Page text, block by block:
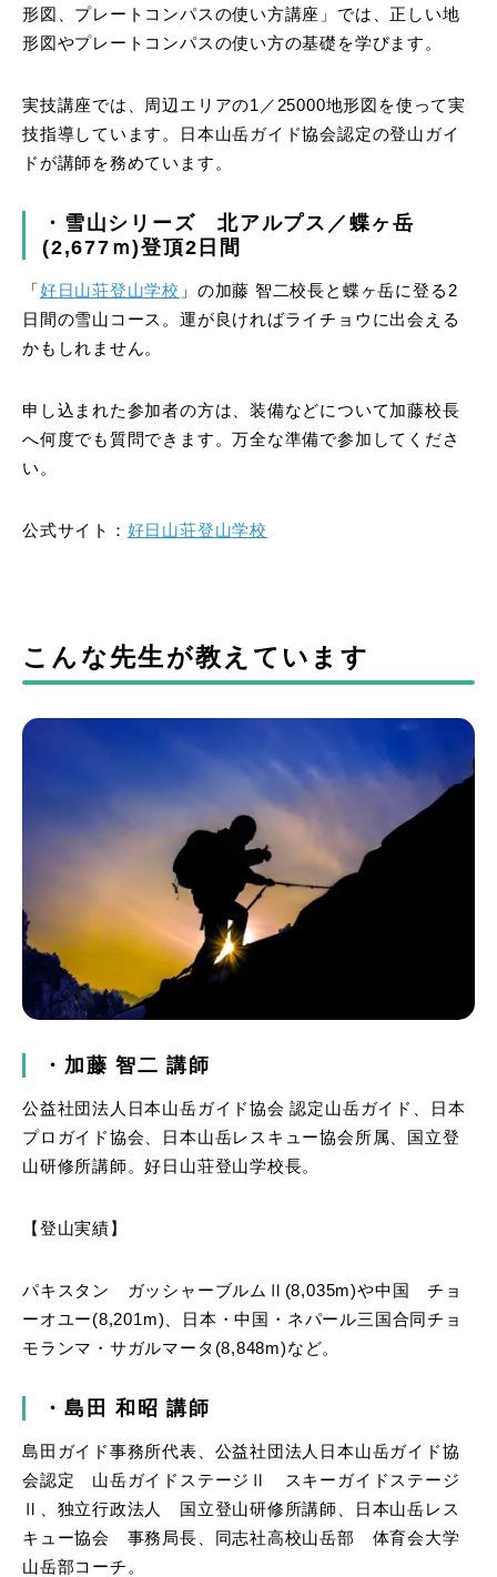
形図、プレートコンパスの使い方講座」では、正しい地
形図やプレートコンパスの使い方の基礎を学びます。
実技講座では、周辺エリアの1／25000地形図を使って実
技指導しています。日本山岳ガイド協会認定の登山ガイ
ドが講師を務めています。
・雪山シリーズ 北アルプス／蝶ヶ岳
(2,677ｍ)登頂2日間
「好日山荘登山学校 」の加藤 智二校長と蝶ヶ岳に登る2
日間の雪山コース。運が良ければライチョウに出会える
かもしれません。
申し込まれた参加者の方は、装備などについて加藤校長
へ何度でも質問できます。万全な準備で参加してくださ
い。
公式サイト： 好日山荘登山学校
こんな先生が教えています
・加藤 智二講師
公益社団法人日本山岳ガイド協会 認定山岳ガイド、日本
プロガイド協会、日本山岳レスキュー協会所属、国立登
山研修所講師。好日山荘登山学校長。
【登山実績】
パキスタン ガッシャーブルムⅡ(8,035m)や中国 チョ
ーオユー(8,201m)、日本・中国・ネパール三国合同チョ
モランマ・サガルマータ(8,848m)など。
・島田和昭講師
島田ガイド事務所代表、公益社団法人日本山岳ガイド協
会認定 山岳ガイドステージⅡ スキーガイドステージ
Ⅱ、独立行政法人 国立登山研修所講師、日本山岳レス
キュー協会 事務局長、同志社高校山岳部 体育会大学
山岳部コーチ。